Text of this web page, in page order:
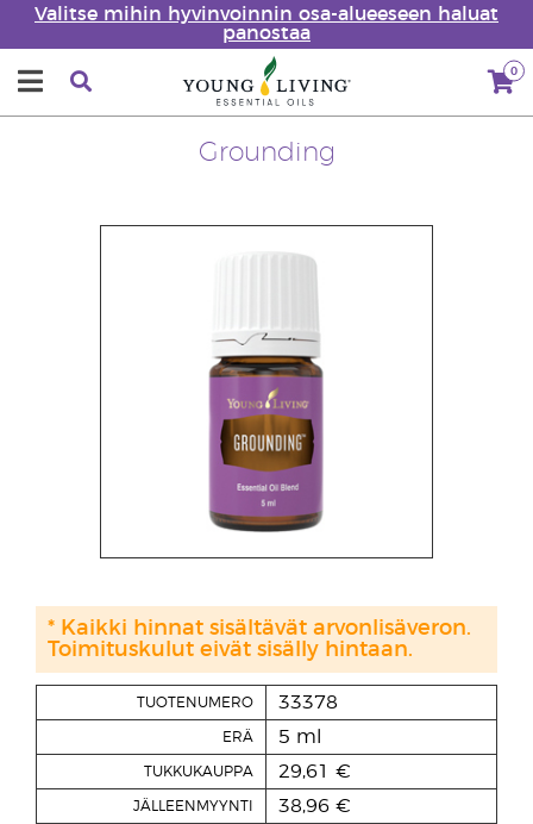
Valitse mihin hyvinvoinnin osa-alueeseen haluat
panostaa
0
Grounding
TUOTENUMERO 33378
ERÄ 5 ml
TUKKUKAUPPA 29,61 €
JÄLLEENMYYNTI 38,96 €
* Kaikki hinnat sisältävät arvonlisäveron.
Toimituskulut eivät sisälly hintaan.